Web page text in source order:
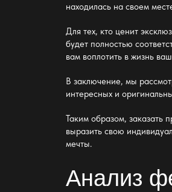
находилась на своем
Для тех, кто ценит
будет полностью
вам воплотить в жизнь
В заключение, мы
интересных и
Таким образом,заказать
выразить свою
мечты.
Анализ